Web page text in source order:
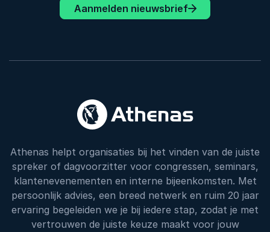
Aanmelden nieuwsbrief
Athenas helpt organisaties bij het vinden van de juiste
spreker of dagvoorzitter voor congressen, seminars,
klantenevenementen en interne bijeenkomsten. Met
persoonlijk advies, een breed netwerk en ruim 20 jaar
ervaring begeleiden we je bij iedere stap, zodat je met
vertrouwen de juiste keuze maakt voor jouw